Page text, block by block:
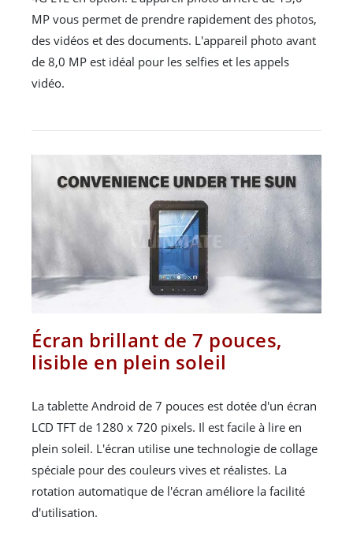
MP vous permet de prendre rapidement des photos,
des vidéos et des documents. L'appareil photo avant
de 8,0 MP est idéal pour les selfies et les appels
vidéo.
Écran brillant de 7 pouces,
lisible en plein soleil
La tablette Android de 7 pouces est dotée d'un écran
LCD TFT de 1280 x 720 pixels. Il est facile à lire en
plein soleil. L'écran utilise une technologie de collage
spéciale pour des couleurs vives et réalistes. La
rotation automatique de l'écran améliore la facilité
d'utilisation.